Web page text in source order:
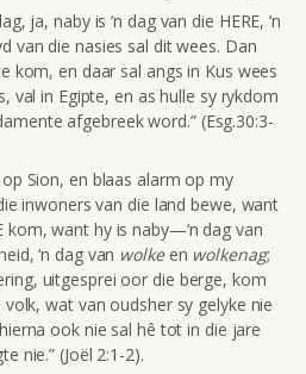
ja, naby is ‘n dag van die HERE, ‘n
van die nasies sal dit wees. Dan
kom, en daar sal angs in Kus wees
val in Egipte, en as hulle sy rykdom
afgebreek word.” (Esg.30:3-
Sion, en blaas alarm op my
inwoners van die land bewe, want
kom, want hy is naby—‘n dag van
‘n dag van wolkeen wolkenag;
uitgesprei oor die berge, kom
volk, wat van oudsher sy gelyke nie
ook nie sal hê tot in die jare
nie.” (Joël 2:1-2).